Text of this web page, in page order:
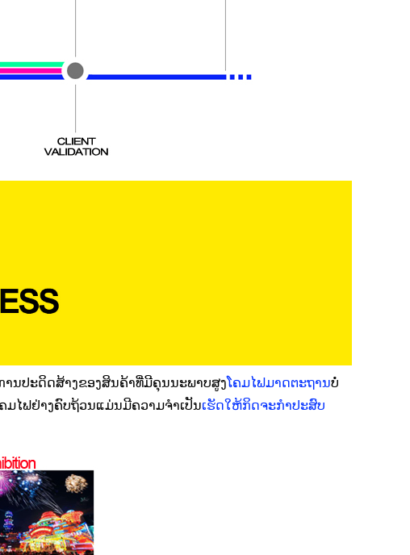
ນປະດິດສ້າງຂອງສິນຄ້າທີ່ມີຄຸນນະພາບສູງໂຄມໄຟມາດຕະຖານບໍ່
ມໄຟຢ່າງຄົບຖ້ວນແມ່ນມີຄວາມຈຳເປັນເຮັດໃຫ້ກິດຈະກຳປະສົບ